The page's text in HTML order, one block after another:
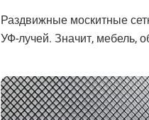
Раздвижные москитные
УФ-лучей. Значит, мебель,